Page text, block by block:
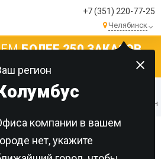
+7 (351) 220-77-25
Челябинск
регион
компании в вашем
нет, укажите
БОЛЕЕ 250 ЗАКАЗОВ
ДЕНЬ!
компании С Днем народного
единства!